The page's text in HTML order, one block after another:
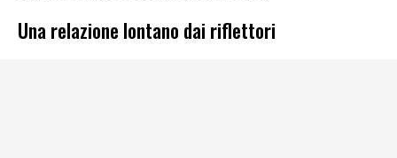
Una relazione lontano dai riflettori